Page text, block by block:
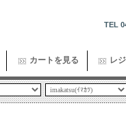
TEL
カートを見る レ